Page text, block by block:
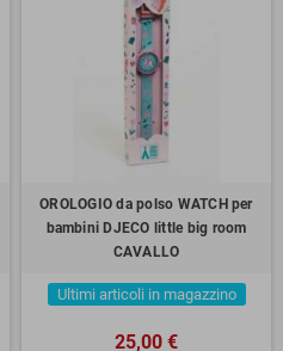
OROLOGIO da polso WATCH per
bambini DJECO little big room
CAVALLO
Ultimi articoli in magazzino
25,00 €